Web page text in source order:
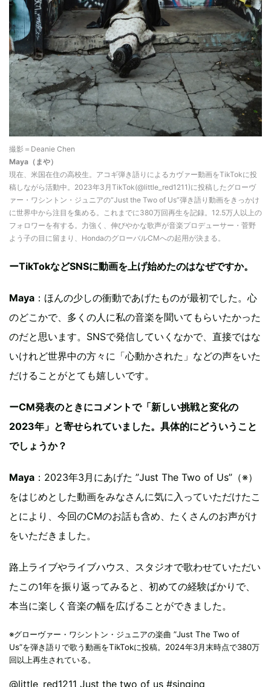
撮影＝Deanie Chen
Maya（まや）
現在、米国在住の高校生。アコギ弾き語りによるカヴァー動画をTikTokに投
稿しながら活動中。2023年3月TikTok(@little_red1211)に投稿したグローヴ
ァー・ワシントン・ジュニアの“Just the Two of Us”弾き語り動画をきっかけ
に世界中から注目を集める。これまでに380万回再生を記録。12.5万人以上の
フォロワーを有する。力強く、伸びやかな歌声が音楽プロデューサー・菅野
よう子の目に留まり、HondaのグローバルCMへの起用が決まる。
ーTikTokなどSNSに動画を上げ始めたのはなぜですか。
Maya ：ほんの少しの衝動であげたものが最初でした。心
のどこかで、多くの人に私の音楽を聞いてもらいたかった
のだと思います。SNSで発信していくなかで、直接ではな
いけれど世界中の方々に「心動かされた」などの声をいた
だけることがとても嬉しいです。
ーCM発表のときにコメントで「新しい挑戦と変化の
2023年」と寄せられていました。具体的にどういうこと
でしょうか？
Maya ：2023年3月にあげた ”Just The Two of Us”（※）
をはじめとした動画をみなさんに気に入っていただけたこ
とにより、今回のCMのお話も含め、たくさんのお声がけ
をいただきました。
路上ライブやライブハウス、スタジオで歌わせていただい
たこの1年を振り返ってみると、初めての経験ばかりで、
本当に楽しく音楽の幅を広げることができました。
※グローヴァー・ワシントン・ジュニアの楽曲 ”Just The Two of
Us”を弾き語りで歌う動画をTikTokに投稿。2024年3月末時点で380万
回以上再生されている。
@little_red1211 Just the two of us #singing